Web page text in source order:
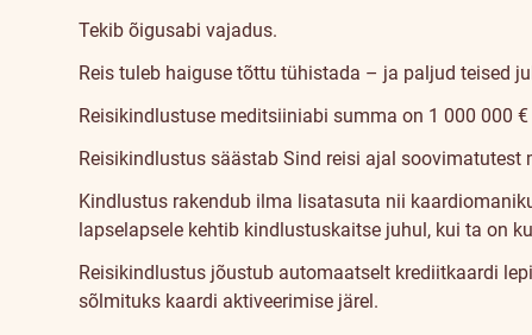
Tekib õigusabi vajadus.
Reis tuleb haiguse tõttu tühistada – ja paljud teised
Reisikindlustuse meditsiiniabi summa on 1 000 000
Reisikindlustus säästab Sind reisi ajal soovimatutest
Kindlustus rakendub ilma lisatasuta nii
lapselapsele kehtib kindlustuskaitse juhul, kui ta on
Reisikindlustus jõustub automaatselt krediitkaardi
sõlmituks kaardi aktiveerimise järel.